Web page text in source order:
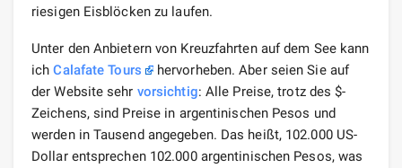
riesigen Eisblöcken zu laufen.
Unter den Anbietern von Kreuzfahrten auf dem See kann
ichCalafate Tours
hervorheben. Aber seien Sie auf
der Website sehr vorsichtig: Alle Preise, trotz des $-
Zeichens, sind Preise in argentinischen Pesos und
werden in Tausend angegeben. Das heißt, 102.000 US-
Dollar entsprechen 102.000 argentinischen Pesos, was